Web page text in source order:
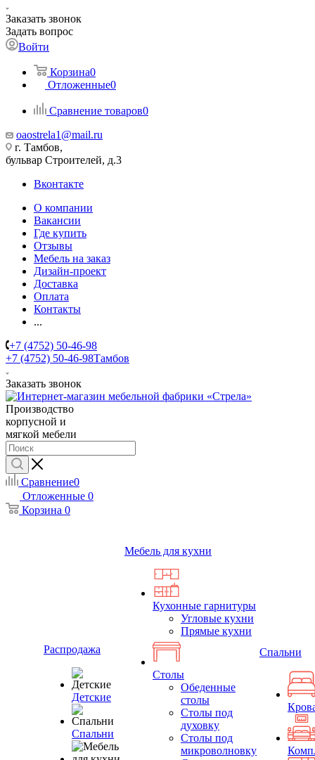
Заказать звонок
Задать вопрос
Войти
Корзина0
Отложенные0
Сравнение товаров0
oaostrela1@mail.ru
г. Тамбов,
бульвар Строителей, д.3
Вконтакте
О компании
Вакансии
Где купить
Отзывы
Мебель на заказ
Дизайн-проект
Доставка
Оплата
Контакты
...
+7 (4752) 50-46-98
+7 (4752) 50-46-98Тамбов
Заказать звонок
Производство
корпусной и
мягкой мебели
Сравнение0
Отложенные 0
Корзина 0
Распродажа
Детские
Спальни
Мебель для кухни
Кухонные гарнитуры
Угловые кухни
Прямые кухни
Столы
Обеденные
столы
Столы под
духовку
Столы под
микроволновку
Спальни